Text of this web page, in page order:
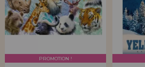
PROMOTION !